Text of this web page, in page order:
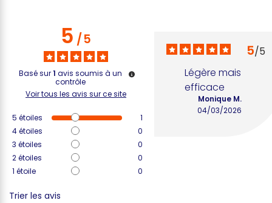
5/5
Basé sur1 avis soumis à un
contrôle
Voir tous les avis sur ce site
5 étoiles
1
4étoiles
0
3 étoiles
0
2étoiles
0
1 étoile 0
Trier les avis
5/5
Légère mais
efficace
04/03/2026
Monique M.